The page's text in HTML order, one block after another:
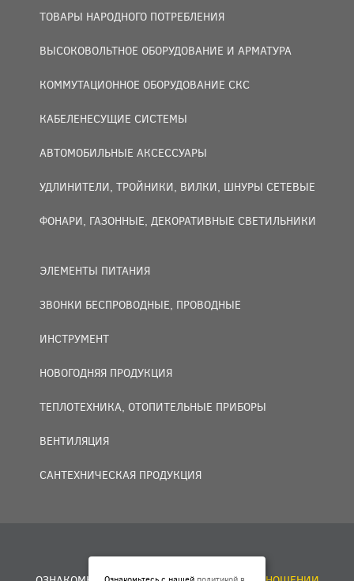
ТОВАРЫ НАРОДНОГО ПОТРЕБЛЕНИЯ
ВЫСОКОВОЛЬТНОЕ ОБОРУДОВАНИЕ И АРМАТУРА
КОММУТАЦИОННОЕ ОБОРУДОВАНИЕ СКС
КАБЕЛЕНЕСУЩИЕ СИСТЕМЫ
АВТОМОБИЛЬНЫЕ АКСЕССУАРЫ
УДЛИНИТЕЛИ, ТРОЙНИКИ, ВИЛКИ, ШНУРЫ СЕТЕВЫЕ
ФОНАРИ, ГАЗОННЫЕ, ДЕКОРАТИВНЫЕ СВЕТИЛЬНИКИ
ЭЛЕМЕНТЫ ПИТАНИЯ
ЗВОНКИ БЕСПРОВОДНЫЕ, ПРОВОДНЫЕ
ИНСТРУМЕНТ
НОВОГОДНЯЯ ПРОДУКЦИЯ
ТЕПЛОТЕХНИКА, ОТОПИТЕЛЬНЫЕ ПРИБОРЫ
ВЕНТИЛЯЦИЯ
САНТЕХНИЧЕСКАЯ ПРОДУКЦИЯ